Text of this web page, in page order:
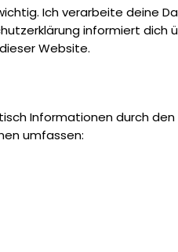
Ich verarbeite deine
informiert dich
Website.
Informationen durch
umfassen: